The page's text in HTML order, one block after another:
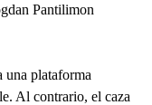
Pantilimon
una plataforma
Al contrario, el caza